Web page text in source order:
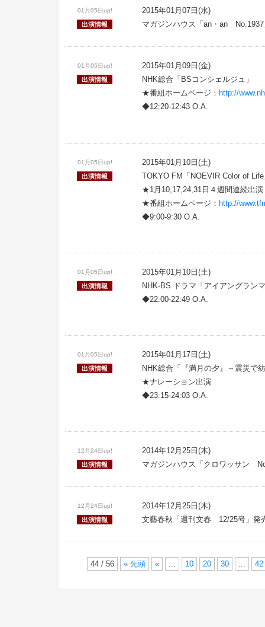
01月05日up!
出演情報
2015年01月07日(水)
マガジンハウス「an・an No.1937
01月05日up!
出演情報
2015年01月09日(金)
NHK総合「BSコンシェルジュ」
★番組ホームページ： http://
◆12:20-12:43 O.A.
01月05日up!
出演情報
2015年01月10日(土)
TOKYO FM「NOEVIR Color of
★1月10,17,24,31日４週間連続出演
★番組ホームページ： http://
◆9:00-9:30 O.A.
01月05日up!
出演情報
2015年01月10日(土)
NHK-BS ドラマ「アイアングラン
◆22:00-22:49 O.A.
01月05日up!
出演情報
2015年01月17日(土)
NHK総合「『満月の夕』～震災で
★ナレーション出演
◆23:15-24:03 O.A.
12月24日up!
出演情報
2014年12月25日(木)
マガジンハウス「クロワッサン
12月24日up!
出演情報
2014年12月25日(木)
文藝春秋「週刊文春 12/25号」発
44 / 56 « 先頭 « ... 10 20 30 ... 42